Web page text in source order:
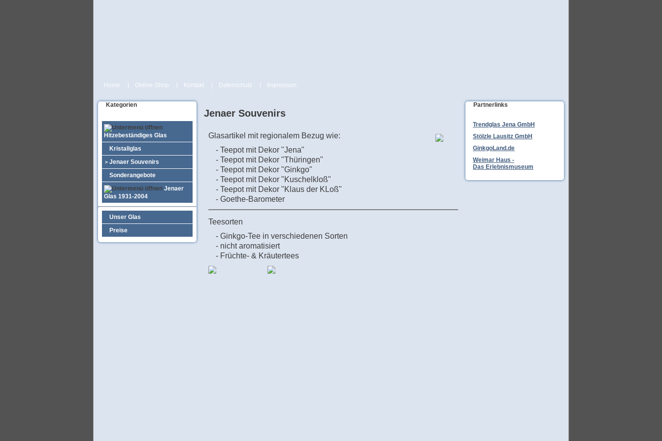
Home Online-Shop Kontakt Datenschutz Impressum
Kategorien
Hitzebeständiges Glas
Kristallglas
> Jenaer Souvenirs
Sonderangebote
Jenaer
Glas 1931-2004
Unser Glas
Preise
Jenaer Souvenirs
Glasartikel mit regionalem Bezug wie:
- Teepot mit Dekor "Jena"
- Teepot mit Dekor "Thüringen"
- Teepot mit Dekor "Ginkgo"
- Teepot mit Dekor "Kuschelkloß"
- Teepot mit Dekor "Klaus der KLoß"
- Goethe-Barometer
Teesorten
- Ginkgo-Tee in verschiedenen Sorten
- nicht aromatisiert
- Früchte- & Kräutertees
Partnerlinks
Trendglas Jena GmbH
Stölzle Lausitz GmbH
GinkgoLand.de
Weimar Haus -
Das Erlebnismuseum